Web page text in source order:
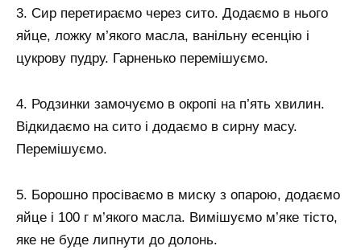
3. Сир перетираємо через сито. Додаємо в нього
яйце, ложку м’якого масла, ванільну есенцію і
цукрову пудру. Гарненько перемішуємо.
4. Родзинки замочуємо в окропі на п’ять хвилин.
Відкидаємо на сито і додаємо в сирну масу.
Перемішуємо.
5. Борошно просіваємо в миску з опарою, додаємо
яйце і 100 г м’якого масла. Вимішуємо м’яке тісто,
яке не буде липнути до долонь.